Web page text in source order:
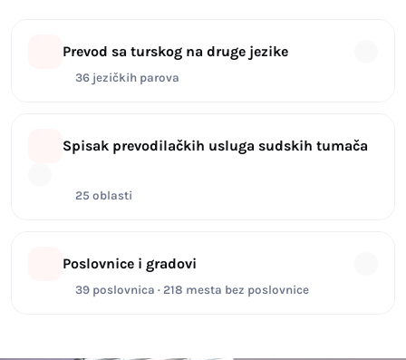
Prevod sa turskog na druge jezike
36 jezičkih parova
Spisak prevodilačkih usluga sudskih tumača
25 oblasti
Poslovnice i gradovi
39 poslovnica · 218 mesta bez poslovnice